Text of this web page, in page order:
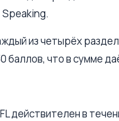
из четырёх
баллов, что в сумме
действителен в